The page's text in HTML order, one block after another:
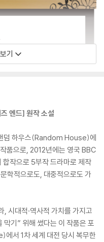
기
엔드] 원작 소설
랜덤 하우스(Random House)에
품으로, 2012년에는 영국 BBC
작으로 5부작 드라마로 제작
학적으로도, 대중적으로도 가
, 시대적·역사적 가치를 가지고
막기” 위해 썼다는 이 작품은 포
서 1차 세계 대전 당시 복무한